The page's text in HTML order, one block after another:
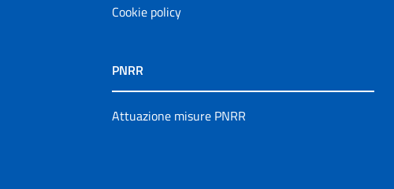
Cookie policy
PNRR
Attuazione misure PNRR